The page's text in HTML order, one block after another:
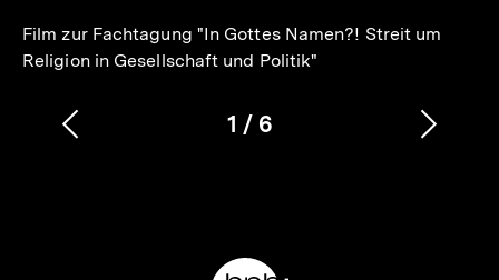
Film zur Fachtagung "In Gottes Namen?! Streit um
Religion in Gesellschaft und Politik"
Karussellinhalt
1
von
/ 6
Vorherigen